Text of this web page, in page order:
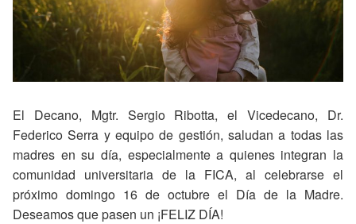
El Decano, Mgtr. Sergio Ribotta, el Vicedecano, Dr.
Federico Serra y equipo de gestión, saludan a todas las
madres en su día, especialmente a quienes integran la
comunidad universitaria de la FICA, al celebrarse el
próximo domingo 16 de octubre el Día de la Madre.
Deseamos que pasen un ¡FELIZ DÍA!